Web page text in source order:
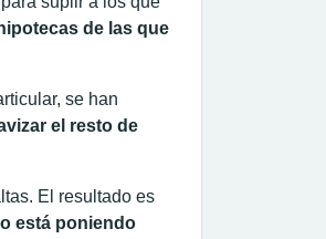
de las que
se han
el resto de
El resultado es
está poniendo